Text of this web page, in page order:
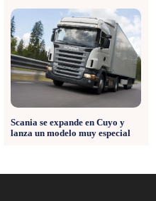
Scania se expande en Cuyo y
lanza un modelo muy especial